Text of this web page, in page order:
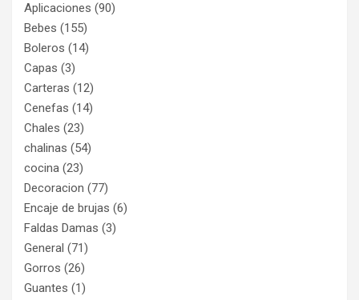
Aplicaciones (90)
Bebes (155)
Boleros (14)
Capas (3)
Carteras (12)
Cenefas (14)
Chales (23)
chalinas (54)
cocina (23)
Decoracion (77)
Encaje de brujas (6)
Faldas Damas (3)
General (71)
Gorros (26)
Guantes (1)